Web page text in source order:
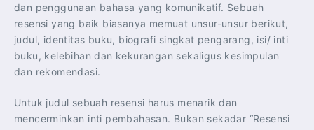
dan penggunaan bahasa yang komunikatif. Sebuah
resensi yang baik biasanya memuat unsur-unsur berikut,
judul, identitas buku, biografi singkat pengarang, isi/ inti
buku, kelebihan dan kekurangan sekaligus kesimpulan
dan rekomendasi.
Untuk judul sebuah resensi harus menarik dan
mencerminkan inti pembahasan. Bukan sekadar “Resensi